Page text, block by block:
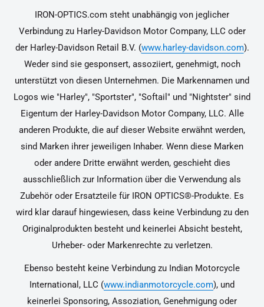
IRON-OPTICS.com steht unabhängig von jeglicher
Verbindung zu Harley-Davidson Motor Company, LLC oder
der Harley-Davidson Retail B.V. (www.harley-davidson.com).
Weder sind sie gesponsert, assoziiert, genehmigt, noch
unterstützt von diesen Unternehmen. Die Markennamen und
Logos wie "Harley", "Sportster", "Softail" und "Nightster" sind
Eigentum der Harley-Davidson Motor Company, LLC. Alle
anderen Produkte, die auf dieser Website erwähnt werden,
sind Marken ihrer jeweiligen Inhaber. Wenn diese Marken
oder andere Dritte erwähnt werden, geschieht dies
ausschließlich zur Information über die Verwendung als
Zubehör oder Ersatzteile für IRON OPTICS®-Produkte. Es
wird klar darauf hingewiesen, dass keine Verbindung zu den
Originalprodukten besteht und keinerlei Absicht besteht,
Urheber- oder Markenrechte zu verletzen.
Ebenso besteht keine Verbindung zu Indian Motorcycle
International, LLC (www.indianmotorcycle.com), und
keinerlei Sponsoring, Assoziation, Genehmigung oder